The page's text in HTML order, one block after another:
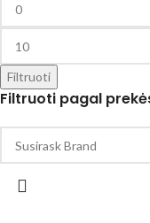
Filtruoti
Filtruoti pagal